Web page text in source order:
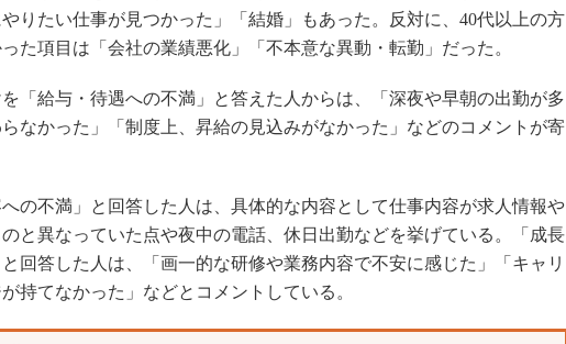
りたい仕事が見つかった」「結婚」もあった。反対に、40代以上の方
た項目は「会社の業績悪化」「不本意な異動・転勤」だった。
「給与・待遇への不満」と答えた人からは、「深夜や早朝の出勤が多
なかった」「制度上、昇給の見込みがなかった」などのコメントが寄
の不満」と回答した人は、具体的な内容として仕事内容が求人情報や
と異なっていた点や夜中の電話、休日出勤などを挙げている。「成長
回答した人は、「画一的な研修や業務内容で不安に感じた」「キャリ
持てなかった」などとコメントしている。